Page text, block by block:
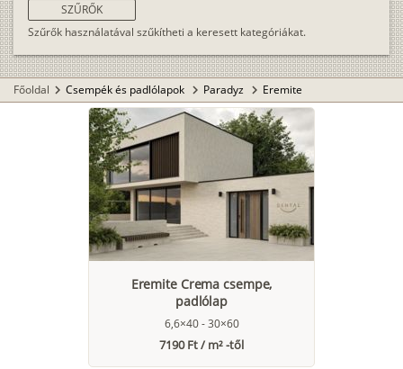
SZŰRŐK
Szűrők használatával szűkítheti a keresett kategóriákat.
Főoldal chevron_right Csempék és padlólapok chevron_right Paradyz chevron_right Eremite
Eremite Crema csempe,
padlólap
6,6×40 - 30×60
7190 Ft / m² -től